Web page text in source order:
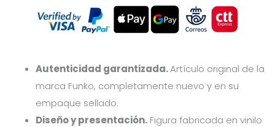
Autenticidad garantizada.Artículo original de la
marca Funko, completamente nuevo y en su
empaque sellado.
Diseño y presentación. Figura fabricada en vinilo